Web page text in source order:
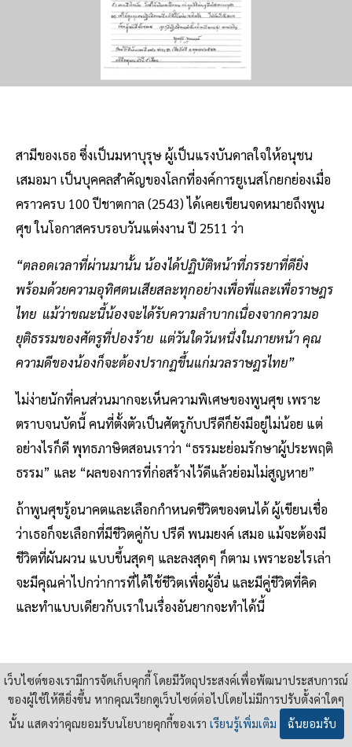
สามีของเธอ ซึ่งเป็นมหาบุรุษ ผู้เป็นแรงบันดาลใจให้อนุชน
เสมอมา เป็นบุคคลสำคัญของโลกที่องค์การยูเนสโกยกย่องเมื่อ
คราวครบ 100 ปีชาตกาล (2543) ได้เคยเขียนจดหมายถึงพูน
ศุข ในโอกาสครบรอบวันแต่งงาน ปี 2511 ว่า
“ตลอดเวลาที่ผ่านมานั้น น้องได้ปฏิบัติหน้าที่ภรรยาที่ดียิ่ง
พร้อมด้วยความอุทิศตนเสียสละทุกอย่างเพื่อพี่และเพื่อราษฎร
ไทย แม้ว่าขณะนี้น้องจะได้รับความลำบากเนื่องจากความอ
ยุติธรรมของศัตรูที่ปองร้าย แต่วันใดวันหนึ่งในภายหน้า คุณ
ความดีของน้องก็จะต้องปรากฏขึ้นแก่มวลราษฎรไทย”
ไม่ง่ายนักที่คนส่วนมากจะเห็นความพิเศษของพูนศุข เพราะ
ตราบจนบัดนี้ คนที่ตั้งตัวเป็นศัตรูกับปรีดีก็ยังมีอยู่ไม่น้อย แต่
อย่างไรก็ดี พุทธภาษิตสอนเราว่า “ธรรมะย่อมรักษาผู้ประพฤติ
ธรรม” และ “ผลของการที่ก่อสร้างไว้ดีแล้วย่อมไม่สูญหาย”
ถ้าพูนศุขรู้อนาคตและเลือกกำหนดชีวิตของตนได้ ผู้เขียนเชื่อ
ว่าเธอก็จะเลือกที่มีชีวิตคู่กับ ปรีดี พนมยงค์ เสมอ แม้จะต้องมี
ชีวิตที่ผันผวน แบบขึ้นสุดๆ และลงสุดๆ ก็ตาม เพราะอะไรเล่า
จะมีคุณค่าไปกว่าการที่ได้ใช้ชีวิตเพื่อผู้อื่น และมีคู่ชีวิตที่คิด
และทำแบบเดียวกับเราในเรื่องอันยากจะทำได้นี้
เว็บไซต์ของเรามีการจัดเก็บคุกกี้ โดยมีวัตถุประสงค์เพื่อพัฒนาประสบการณ์
ของผู้ใช้ให้ดียิ่งขึ้น หากคุณเรียกดูเว็บไซต์ต่อไปโดยไม่มีการปรับตั้งค่าใดๆ
นั้น แสดงว่าคุณยอมรับนโยบายคุกกี้ของเรา เรียนรู้เพิ่มเติม ฉันยอมรับ